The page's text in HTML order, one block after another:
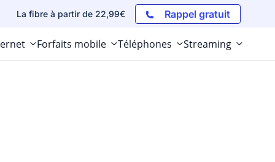
La fibre à partir de 22,99€ Rappel gratuit
Forfaits mobile Téléphones Streaming